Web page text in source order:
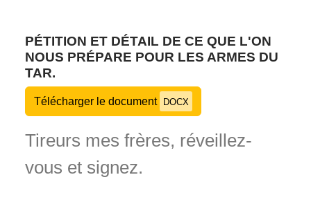
PÉTITION ET DÉTAIL DE CE QUE L'ON
NOUS PRÉPARE POUR LES ARMES DU
TAR.
Télécharger le document DOCX
Tireurs mes frères, réveillez-
vous et signez.